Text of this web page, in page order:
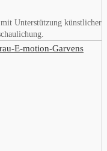
Unterstützung künstlicher